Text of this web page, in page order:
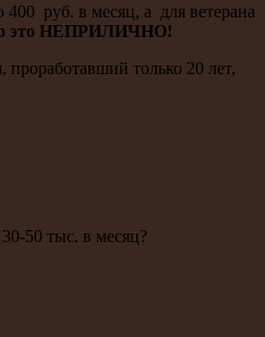
400 руб. в месяц, а для ветерана
это НЕПРИЛИЧНО!
только 20 лет,
50 тыс. в месяц?